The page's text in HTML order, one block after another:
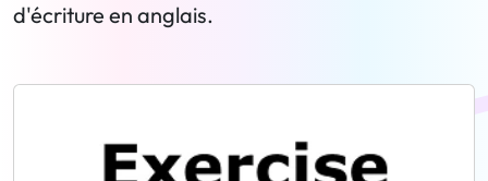
d'écriture en anglais.